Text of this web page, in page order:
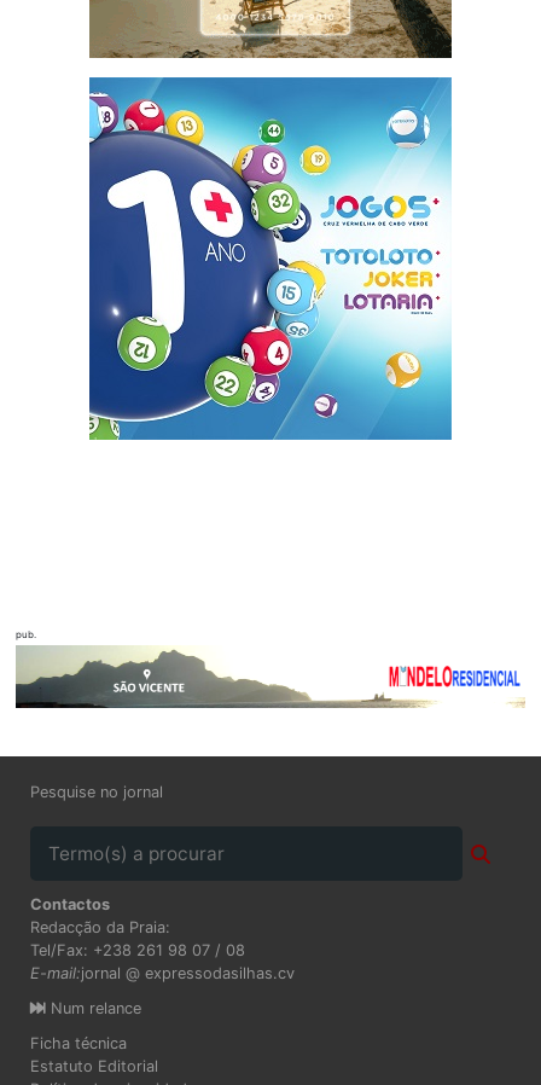
pub.
Pesquise no jornal
Contactos
Redacção da Praia:
Tel/Fax: +238 261 98 07 / 08
E-mail:jornal @ expressodasilhas.cv
Num relance
Ficha técnica
Estatuto Editorial